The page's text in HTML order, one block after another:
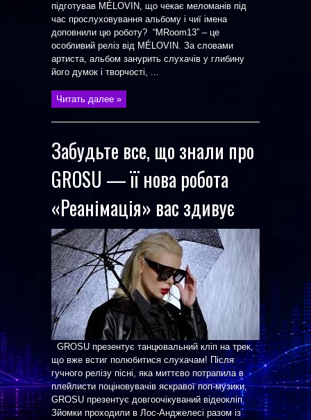
підготував MÉLOVIN, що чекає меломанів під
час прослуховування альбому і чиї імена
доповнили цю роботу? “MRoom13” – це
особливий реліз від MÉLOVIN. За словами
артиста, альбом занурить слухачів у глибину
його думок і творчості, ...
Читать далее »
Забудьте все, що знали про
GROSU — її нова робота
«Реанімація» вас здивує
GROSU презентує танцювальний кліп на трек,
що вже встиг полюбитися слухачам! Після
гучного релізу пісні, яка миттєво потрапила в
плейлисти поціновувачів яскравої поп-музики,
GROSU презентує довгоочікуваний відеокліп.
Зйомки проходили в Лос-Анджелесі разом із